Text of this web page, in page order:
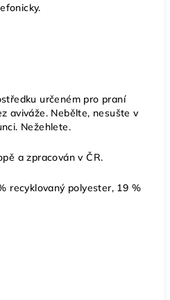
určeném pro praní
aviváže. Nebělte, nesušte v
Nežehlete.
a zpracován v ČR.
recyklovaný polyester, 19 %